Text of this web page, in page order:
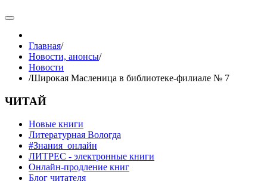
Главная/
Новости, анонсы/
Новости
/Широкая Масленица в библиотеке-филиале № 7
ЧИТАЙ
Новые книги
Литературная Вологда
#Знания_онлайн
ЛИТРЕС - электронные книги
Онлайн-продление книг
Блог читателя